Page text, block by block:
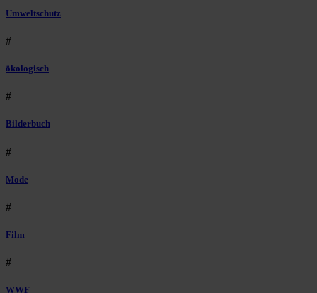
Umweltschutz
#
ökologisch
#
Bilderbuch
#
Mode
#
Film
#
WWF